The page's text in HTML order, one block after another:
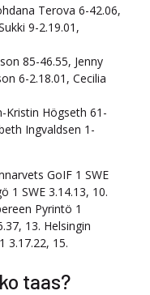
Terova 6-42.06,
9-2.19.01,
85-46.55, Jenny
6-2.18.01, Cecilia
Kristin Högseth 61-
Ingvaldsen 1-
GoIF 1 SWE
1 SWE 3.14.13, 10.
Pyrintö 1
13. Helsingin
3.17.22, 15.
taas?